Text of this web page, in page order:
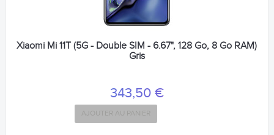
Xiaomi Mi 11T (5G - Double SIM - 6.67", 128 Go, 8 Go RAM)
Gris
343,50 €
AJOUTER AU PANIER